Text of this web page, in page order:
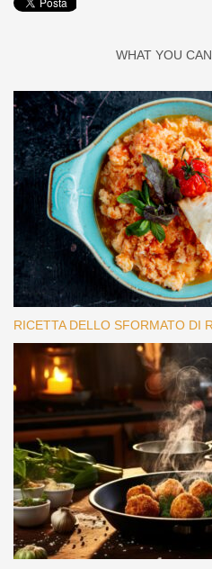
WHAT YOU
RICETTA DELLO SFORMATO DI